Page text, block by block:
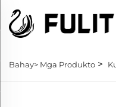
Bahay> Mga Produkto >